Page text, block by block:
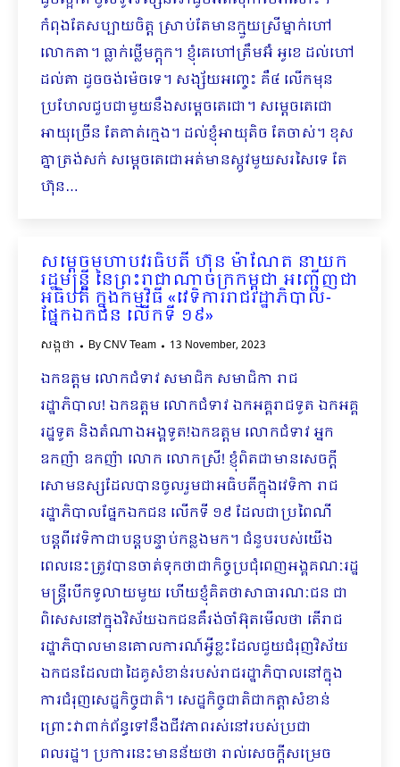
កំពុងតែសប្បាយចិត្ត ស្រាប់តែមានក្មួយស្រីម្នាក់ហៅ
លោកតា។ ធ្លាក់ថ្លើមក្តុក។ ខ្ញុំគេហៅត្រឹមអ៊ំ អូខេ ដល់ហៅ
ដល់តា ដូចចង់ម៉េចទេ។ សង្ស័យអញ្ចេះ គឺ៤ លើកមុន
ប្រហែលជួបជាមួយនឹងសម្តេចតេជោ។ សម្តេចតេជោ
អាយុច្រើន តែគាត់ក្មេង។ ដល់ខ្ញុំអាយុតិច តែចាស់។ ខុស
គ្នាត្រង់សក់ សម្តេចតេជោអត់មានស្កូវមួយសរសៃទេ តែ
ហ៊ុន…
សម្តេចមហាប​វរធិបតី ហ៊ុន ម៉ាណែត នាយក
រដ្ឋមន្ត្រី នៃព្រះរាជាណាចក្រកម្ពុជា អញ្ជើញជា
អធិបតី ក្នុងកម្មវិធី «វេទិការរាជរដ្ឋាភិបាល-
ផ្នែកឯកជន លើកទី ១៩»
សង្កថា ByCNV Team 13 November, 2023
ឯកឧត្តម លោកជំទាវ សមាជិក សមាជិកា រាជ
រដ្ឋាភិបាល! ឯកឧត្តម លោកជំទាវ ឯកអគ្គរាជទូត ឯកអគ្គ
រដ្ឋទូត និងតំណាងអង្គទូត!ឯកឧត្តម លោកជំទាវ អ្នក
ឧកញ៉ា ឧកញ៉ា លោក លោកស្រី! ខ្ញុំពិតជាមានសេចក្តី
សោមនស្សដែលបានចូលរួមជាអធិបតីក្នុងវេទិកា រាជ
រដ្ឋាភិបាលផ្នែកឯកជន លើកទី ១៩ ដែលជាប្រពៃណី
បន្តពីវេទិកាជាបន្តបន្ទាប់កន្លងមក។ ជំនួបរបស់យើង
ពេលនេះត្រូវបានចាត់ទុកថាជាកិច្ចប្រជុំពេញអង្គគណៈរដ្ឋ
មន្ត្រីបើកទូលាយមួយ ហើយខ្ញុំគិតថាសាធារណៈជន ជា
ពិសេសនៅក្នុងវិស័យឯកជនគឺរង់ចាំអ៊ុតមើលថា តើរាជ
រដ្ឋាភិបាលមានគោលការណ៍អ្វីខ្លះដែលជួយជំរុញវិស័យ
ឯកជនដែលជាដៃគូសំខាន់របស់រាជរដ្ឋាភិបាលនៅក្នុង
ការជំរុញសេដ្ឋកិច្ចជាតិ។ សេដ្ឋកិច្ចជាតិជាកត្តាសំខាន់
ព្រោះវាពាក់ព័ន្ធទៅនឹងជីវភាពរស់នៅរបស់ប្រជា
ពលរដ្ឋ។ ប្រការនេះមានន័យថា រាល់សេចក្តីសម្រេច